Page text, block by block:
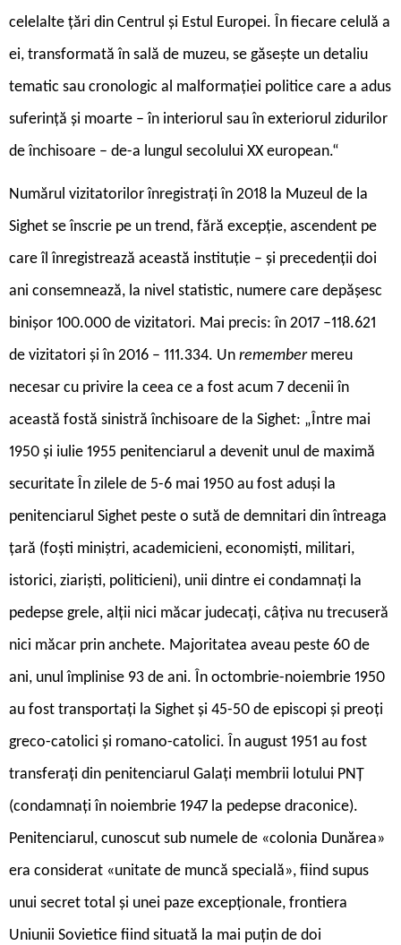
celelalte țări din Centrul și Estul Europei. În fiecare celulă a
ei, transformată în sală de muzeu, se găsește un detaliu
tematic sau cronologic al malformației politice care a adus
suferință și moarte – în interiorul sau în exteriorul zidurilor
de închisoare – de-a lungul secolului XX european.“
Numărul vizitatorilor înregistrați în 2018 la Muzeul de la
Sighet se înscrie pe un trend, fără excepție, ascendent pe
care îl înregistrează această instituție – și precedenții doi
ani consemnează, la nivel statistic, numere care depășesc
binișor 100.000 de vizitatori. Mai precis: în 2017 –118.621
de vizitatori și în 2016 – 111.334. Un remembermereu
necesar cu privire la ceea ce a fost acum 7 decenii în
această fostă sinistră închisoare de la Sighet: „Între mai
1950 și iulie 1955 penitenciarul a devenit unul de maximă
securitate În zilele de 5-6 mai 1950 au fost aduși la
penitenciarul Sighet peste o sută de demnitari din întreaga
țară (foști miniștri, academicieni, economiști, militari,
istorici, ziariști, politicieni), unii dintre ei condamnați la
pedepse grele, alții nici măcar judecați, câțiva nu trecuseră
nici măcar prin anchete. Majoritatea aveau peste 60 de
ani, unul împlinise 93 de ani. În octombrie-noiembrie 1950
au fost transportați la Sighet și 45-50 de episcopi și preoți
greco-catolici și romano-catolici. În august 1951 au fost
transferați din penitenciarul Galați membrii lotului PNȚ
(condamnați în noiembrie 1947 la pedepse draconice).
Penitenciarul, cunoscut sub numele de «colonia Dunărea»
era considerat «unitate de muncă specială», fiind supus
unui secret total și unei paze excepționale, frontiera
Uniunii Sovietice fiind situată la mai puțin de doi